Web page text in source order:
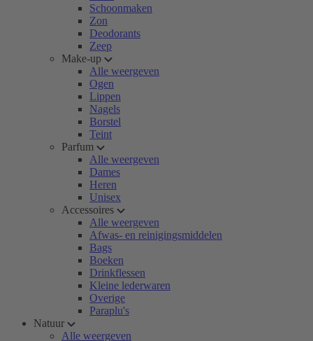
Schoonmaken
Zon
Deodorants
Zeep
Make-up
Alle weergeven
Ogen
Lippen
Nagels
Borstel
Teint
Parfum
Alle weergeven
Dames
Heren
Unisex
Accessoires
Alle weergeven
Afwas- en reinigingsmiddelen
Bags
Boeken
Drinkflessen
Kleine lederwaren
Overige
Paraplu's
Natuur
Alle weergeven